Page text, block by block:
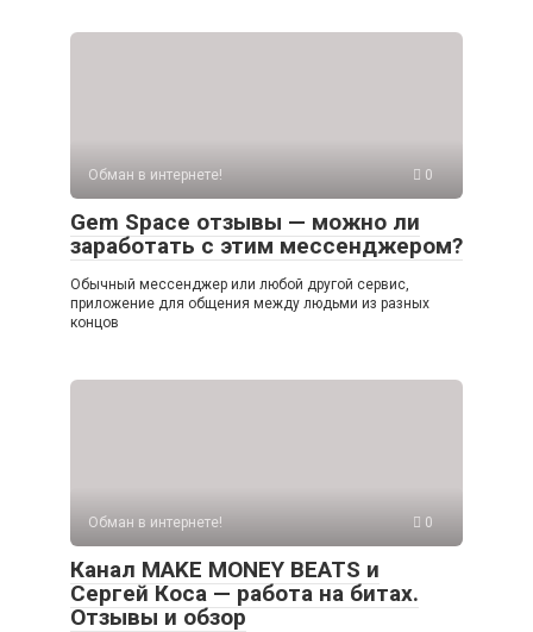
Обман в интернете! 0
Gem Space отзывы — можно ли
заработать с этим мессенджером?
Обычный мессенджер или любой другой сервис,
приложение для общения между людьми из разных
концов
Обман в интернете! 0
Канал MAKE MONEY BEATS и
Сергей Коса — работа на битах.
Отзывы и обзор